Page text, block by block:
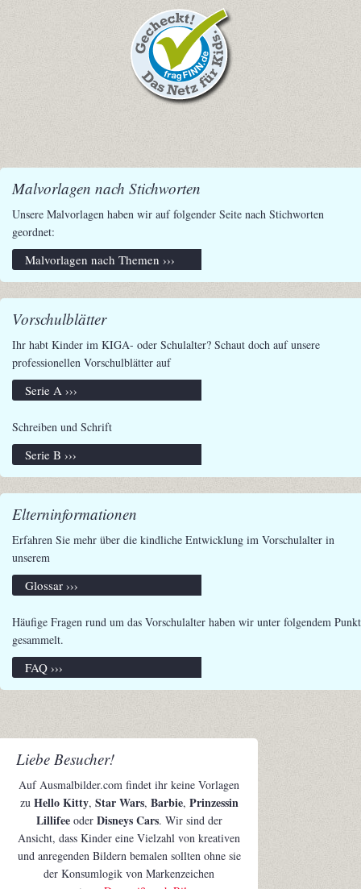
Malvorlagen nach Stichworten
Unsere Malvorlagen haben wir auf folgender Seite nach Stichworten
geordnet:
Malvorlagen nach Themen ›››
Vorschulblätter
Ihr habt Kinder im KIGA- oder Schulalter? Schaut doch auf unsere
professionellen Vorschulblätter auf
Serie A ›››
Schreiben und Schrift
Serie B ›››
Elterninformationen
Erfahren Sie mehr über die kindliche Entwicklung im Vorschulalter in
unserem
Glossar ›››
Häufige Fragen rund um das Vorschulalter haben wir unter folgendem Punkt
gesammelt.
FAQ ›››
Liebe Besucher!
Auf Ausmalbilder.com findet ihr keine Vorlagen
zu Hello Kitty, Star Wars, Barbie, Prinzessin
Lillifeeoder Disneys Cars. Wir sind der
Ansicht, dass Kinder eine Vielzahl von kreativen
und anregenden Bildern bemalen sollten ohne sie
der Konsumlogik von Markenzeichen